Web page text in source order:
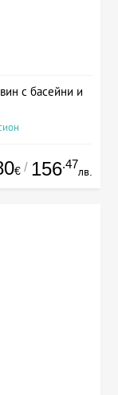
с басейни и
€ / 156.47
лв.